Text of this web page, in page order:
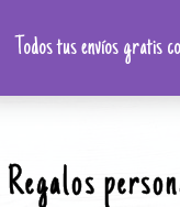
Regalos
Todos tus envíos gratis